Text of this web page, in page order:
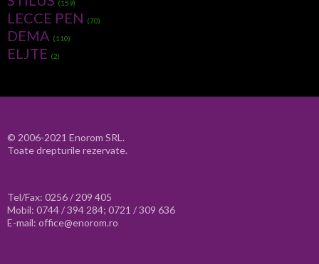
(159)
LECCE PEN (70)
DEMA (110)
ELJTE (2)
© 2006-2021 Enorom SRL.
Toate drepturile rezervate.
Tel/Fax: 0256 / 209 405
Mobil: 0744 / 394 284; 0721 / 309 636
E-mail: office@enorom.ro